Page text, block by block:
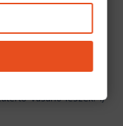
volna születésnapjára
ahol szomorúan
vagy olyan méretben
a PamutLabor oldalra.
fiamnak tudtam
hogy többféle minta
vásárló leszek! :)